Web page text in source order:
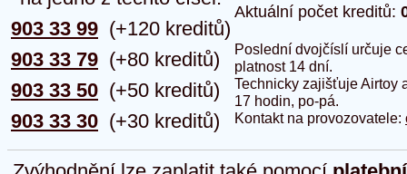
903 33 99
903 33 79
903 33 50
903 33 30
(+120 kreditů)
(+80 kreditů)
(+50 kreditů)
(+30 kreditů)
Aktuální počet kreditů:
Poslední dvojčíslí určuje
platnost 14 dní.
Technicky zajišťuje Airtoy
17 hodin, po-pá.
Kontakt na provozovatele: